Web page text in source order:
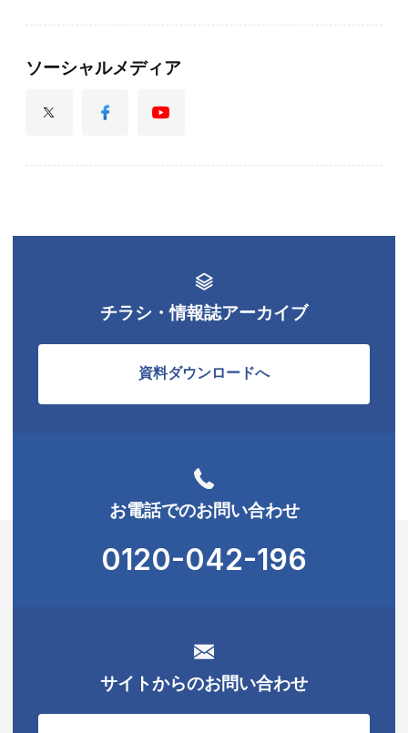
ソーシャルメディア
チラシ・情報誌アーカイブ
資料ダウンロードへ
お電話でのお問い合わせ
0120-042-196
サイトからのお問い合わせ